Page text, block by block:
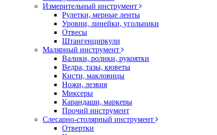
Измерительный инструмент
Рулетки, мерные ленты
Уровни, линейки, угольники
Отвесы
Штангенциркули
Малярный инструмент
Валики, ролики, рукоятки
Ведра, тазы, кюветы
Кисти, макловицы
Ножи, лезвия
Миксеры
Карандаши, маркеры
Прочий инструмент
Слесарно-столярный инструмент
Отвертки